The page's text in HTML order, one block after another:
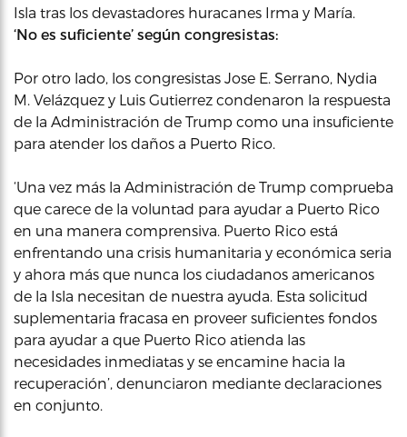
Isla tras los devastadores huracanes Irma y María.
‘No es suficiente’ según congresistas:
Por otro lado, los congresistas Jose E. Serrano, Nydia
M. Velázquez y Luis Gutierrez condenaron la respuesta
de la Administración de Trump como una insuficiente
para atender los daños a Puerto Rico.
‘Una vez más la Administración de Trump comprueba
que carece de la voluntad para ayudar a Puerto Rico
en una manera comprensiva. Puerto Rico está
enfrentando una crisis humanitaria y económica seria
y ahora más que nunca los ciudadanos americanos
de la Isla necesitan de nuestra ayuda. Esta solicitud
suplementaria fracasa en proveer suficientes fondos
para ayudar a que Puerto Rico atienda las
necesidades inmediatas y se encamine hacia la
recuperación’, denunciaron mediante declaraciones
en conjunto.